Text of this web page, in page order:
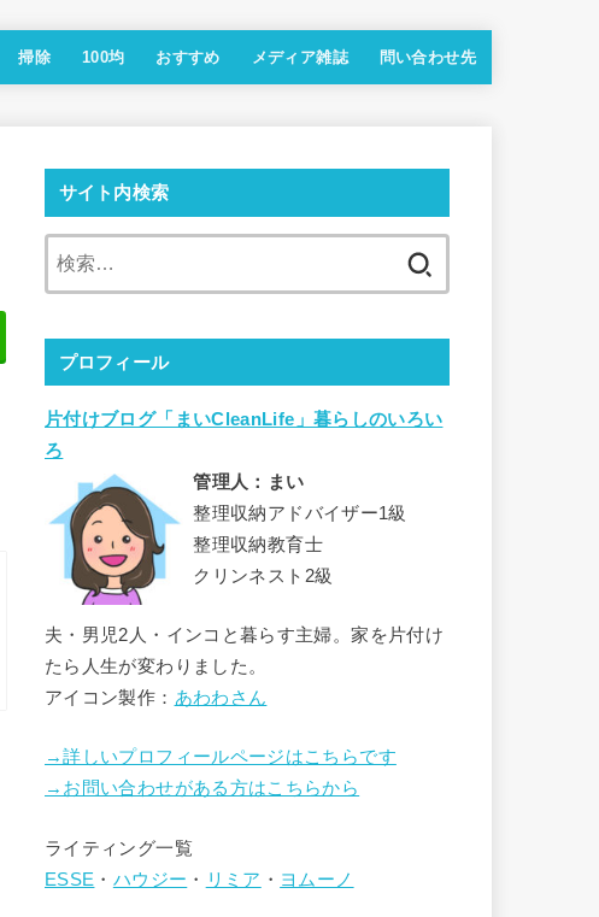
掃除 100均 おすすめ メディア雑誌 問い合わせ先
サイト内検索
プロフィール
片付けブログ「まいCleanLife」暮らしのいろい
ろ
管理人：まい
整理収納アドバイザー1級
整理収納教育士
クリンネスト2級
夫・男児2人・インコと暮らす主婦。家を片付け
たら人生が変わりました。
アイコン製作： あわわさん
→詳しいプロフィールページはこちらです
→お問い合わせがある方はこちらから
ライティング一覧
ESSE ・ ハウジー ・ リミア ・ ヨムーノ